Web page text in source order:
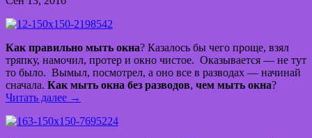
Как правильно мыть окна? Казалось бы чего проще, взял
тряпку, намочил, протер и окно чистое. Оказывается — не тут
то было. Вымыл, посмотрел, а оно все в разводах — начинай
сначала. Как мыть окна без разводов, чем мыть окна?
Читать далее →